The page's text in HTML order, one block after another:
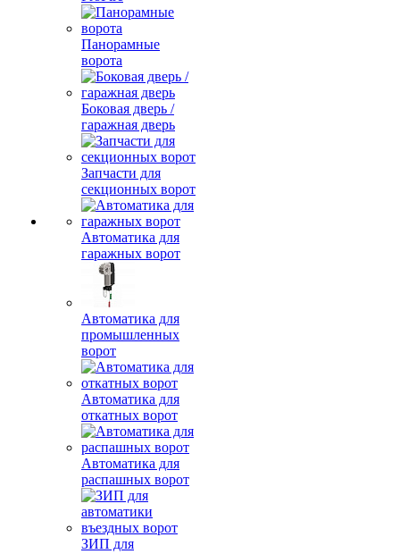
Панорамные
ворота
Боковая дверь /
гаражная дверь
Запчасти для
секционных ворот
Автоматика для
гаражных ворот
Автоматика для
промышленных
ворот
Автоматика для
откатных ворот
Автоматика для
распашных ворот
ЗИП для